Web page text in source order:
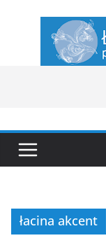
łacina akcent